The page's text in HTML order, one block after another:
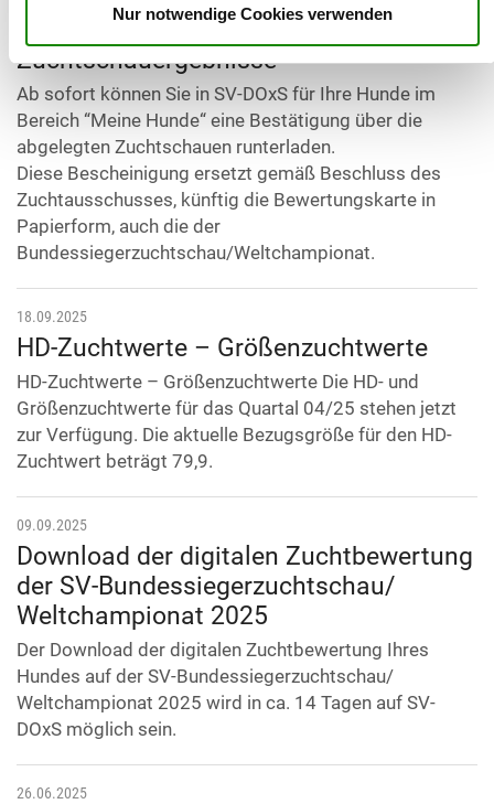
Nur notwendige Cookies verwenden
Bescheinigung der
Zuchtschauergebnisse
Ab sofort können Sie in SV-DOxS für Ihre Hunde im
Bereich “Meine Hunde“ eine Bestätigung über die
abgelegten Zuchtschauen runterladen.
Diese Bescheinigung ersetzt gemäß Beschluss des
Zuchtausschusses, künftig die Bewertungskarte in
Papierform, auch die der
Bundessiegerzuchtschau/Weltchampionat.
18.09.2025
HD-Zuchtwerte – Größenzuchtwerte
HD-Zuchtwerte – Größenzuchtwerte Die HD- und
Größenzuchtwerte für das Quartal 04/25 stehen jetzt
zur Verfügung. Die aktuelle Bezugsgröße für den HD-
Zuchtwert beträgt 79,9.
09.09.2025
Download der digitalen Zuchtbewertung
der SV-Bundessiegerzuchtschau/
Weltchampionat 2025
Der Download der digitalen Zuchtbewertung Ihres
Hundes auf der SV-Bundessiegerzuchtschau/
Weltchampionat 2025 wird in ca. 14 Tagen auf SV-
DOxS möglich sein.
26.06.2025